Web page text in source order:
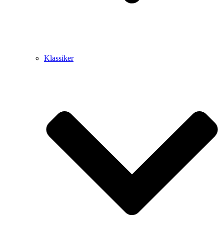
Klassiker